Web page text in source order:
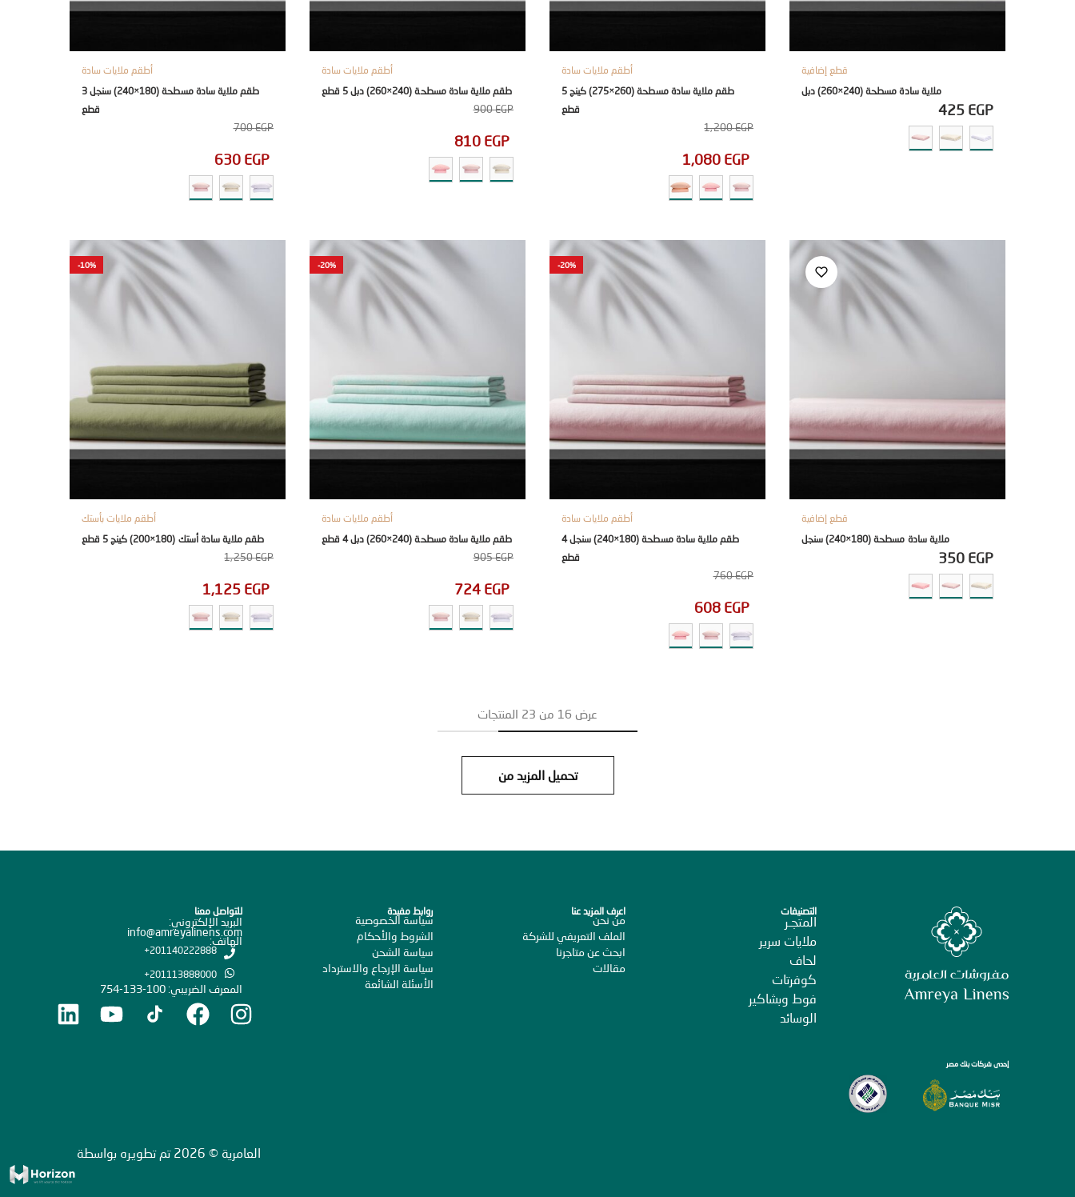
قطع إضافية
ملاية سادة مسطحة (240×260) دبل
425 EGP
أطقم ملايات سادة
طقم ملاية سادة مسطحة (260×275) كينج 5
قطع
1,200EGP
1,080 EGP
أطقم ملايات سادة
طقم ملاية سادة مسطحة (240×260) دبل 5 قطع
900EGP
810 EGP
أطقم ملايات سادة
طقم ملاية سادة مسطحة (180×240) سنجل 3
قطع
700EGP
630 EGP
قطع إضافية
ملاية سادة مسطحة (180×240) سنجل
350 EGP
-20%
أطقم ملايات سادة
طقم ملاية سادة مسطحة (180×240) سنجل 4
قطع
760EGP
608 EGP
-20%
أطقم ملايات سادة
طقم ملاية سادة مسطحة (240×260) دبل 4 قطع
905EGP
724 EGP
-10%
أطقم ملايات بأستك
طقم ملاية سادة أستك (180×200) كينج 5 قطع
1,250EGP
1,125 EGP
عرض من 23 المنتجات
تحميل المزيد من
إحدى شركات بنك مصر
التصنيفات
المتجـر
ملايات سرير
لحاف
كوفرتات
فوط وبشاكير
الوسائد
اعرف المزيد عنا
من نحن
الملف التعريفي للشركة
ابحث عن متاجرنا
مقالات
روابط مفيدة
سياسة الخصوصية
الشروط والأحكام
سياسة الشحن
سياسة الإرجاع والاسترداد
الأسئلة الشائعة
للتواصل معنا
البريد الإلكتروني:
info@amreyalinens.com
الهاتف:
201140222888+
201113888000+
المعرف الضريبي: 100-133-754
العامرية © 2026 تم تطويره بواسطة